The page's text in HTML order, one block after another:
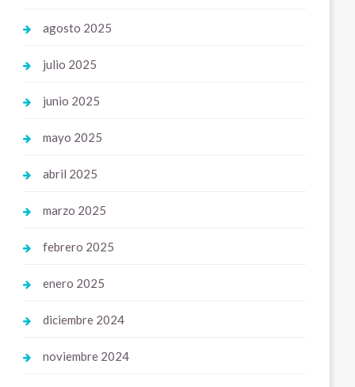
agosto 2025
julio 2025
junio 2025
mayo 2025
abril 2025
marzo 2025
febrero 2025
enero 2025
diciembre 2024
noviembre 2024